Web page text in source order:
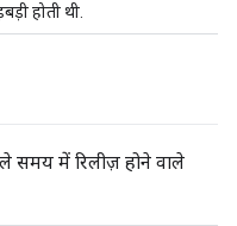
होती थी.
समय में रिलीज़ होने वाले